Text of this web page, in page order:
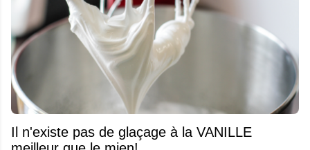
Il n'existe pas de glaçage à la VANILLE